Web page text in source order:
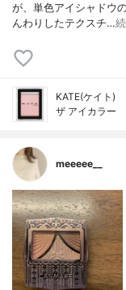
が、単色アイシャドウ
んわりしたテクスチ…
KATE(ケイト)
ザ アイカラー
meeeee__